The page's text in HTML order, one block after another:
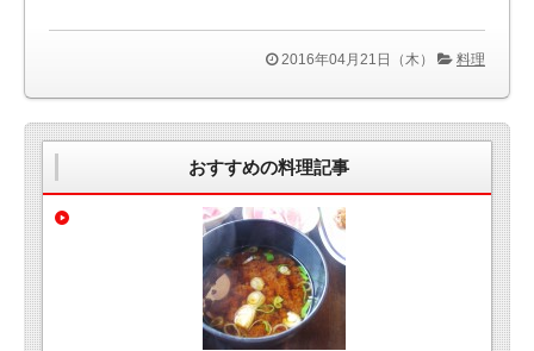
2016年04月21日（木） 料理
おすすめの料理記事